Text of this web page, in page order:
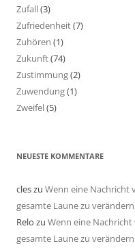
Zufall(3)
Zufriedenheit(7)
Zuhören (1)
Zukunft(74)
Zustimmung(2)
Zuwendung(1)
Zweifel(5)
NEUESTE KOMMENTARE
cleszu Wenn eine Nachricht
gesamte Laune zu
Relo zu Wenn eine
gesamte Laune zu